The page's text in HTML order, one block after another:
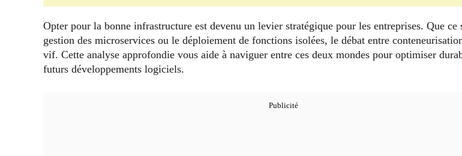
Opter pour la bonne infrastructure est devenu un levier stratégique pour les entreprises. Que ce
gestion des microservices ou le déploiement de fonctions isolées, le débat entre
vif. Cette analyse approfondie vous aide à naviguer entre ces deux mondes pour optimiser
futurs développements logiciels.